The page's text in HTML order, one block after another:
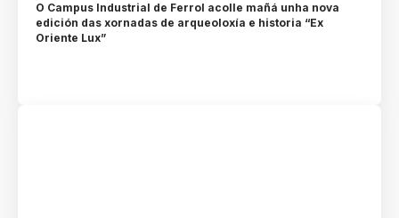
O Campus Industrial de Ferrol acolle mañá unha nova
edición das xornadas de arqueoloxía e historia “Ex
Oriente Lux”